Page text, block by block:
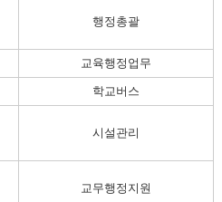
행정총괄
교육행정업무
학교버스
시설관리
교무행정지원